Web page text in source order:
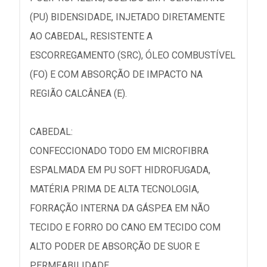
(PU) BIDENSIDADE, INJETADO DIRETAMENTE
AO CABEDAL, RESISTENTE A
ESCORREGAMENTO (SRC), ÓLEO COMBUSTÍVEL
(FO) E COM ABSORÇÃO DE IMPACTO NA
REGIÃO CALCÂNEA (E).
CABEDAL:
CONFECCIONADO TODO EM MICROFIBRA
ESPALMADA EM PU SOFT HIDROFUGADA,
MATÉRIA PRIMA DE ALTA TECNOLOGIA,
FORRAÇÃO INTERNA DA GÁSPEA EM NÃO
TECIDO E FORRO DO CANO EM TECIDO COM
ALTO PODER DE ABSORÇÃO DE SUOR E